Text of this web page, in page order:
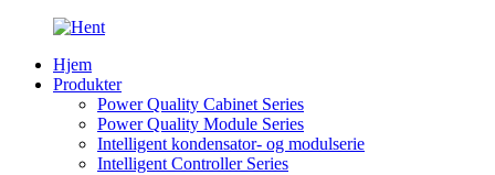
Hjem
Produkter
Power Quality Cabinet Series
Power Quality Module Series
Intelligent kondensator- og modulserie
Intelligent Controller Series